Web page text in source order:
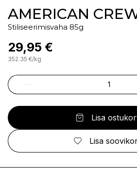
AMERICAN
Stiliseerimisvaha 85g
29,95 €
352.35 €/kg
Lisa
Lisa